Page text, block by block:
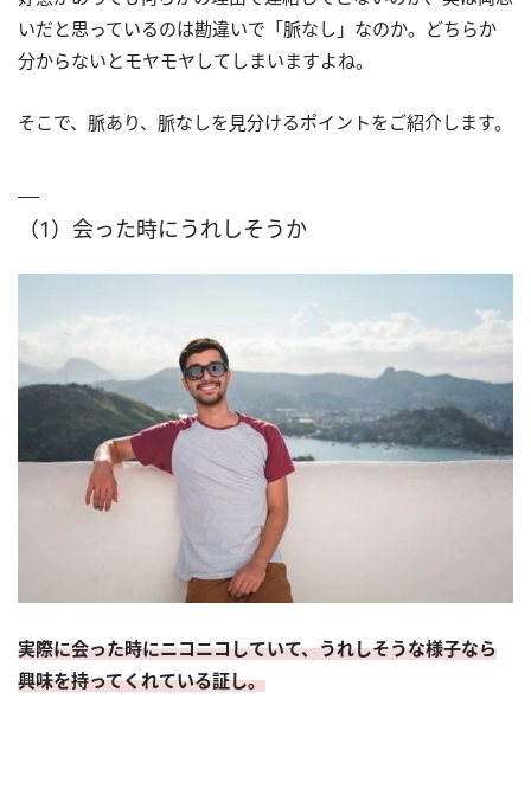
いだと思っているのは勘違いで「脈なし」なのか。どちらか
分からないとモヤモヤしてしまいますよね。
そこで、脈あり、脈なしを見分けるポイントをご紹介します。
（1）会った時にうれしそうか
実際に会った時にニコニコしていて、うれしそうな様子なら
興味を持ってくれている証し。